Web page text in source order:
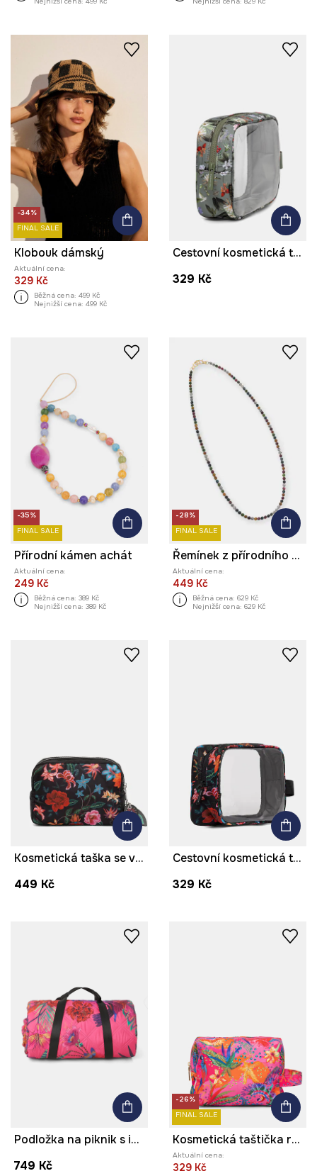
-34%
FINAL SALE
Klobouk dámský
Aktuální cena:
329 Kč
Běžná cena: 499 Kč
Nejnižší cena: 499 Kč
Cestovní kosmetická taštička
329 Kč
-35%
FINAL SALE
Přírodní kámen achát
Aktuální cena:
249 Kč
Běžná cena: 389 Kč
Nejnižší cena: 389 Kč
-28%
FINAL SALE
Řemínek z přírodního kamene Turmalín
Aktuální cena:
449 Kč
Běžná cena: 629 Kč
Nejnižší cena: 629 Kč
Kosmetická taška se vzorem
449 Kč
Cestovní kosmetická taštička
329 Kč
Podložka na piknik s izolací a vzorem více barev
749 Kč
-26%
FINAL SALE
Kosmetická taštička rostlinná
Aktuální cena:
329 Kč